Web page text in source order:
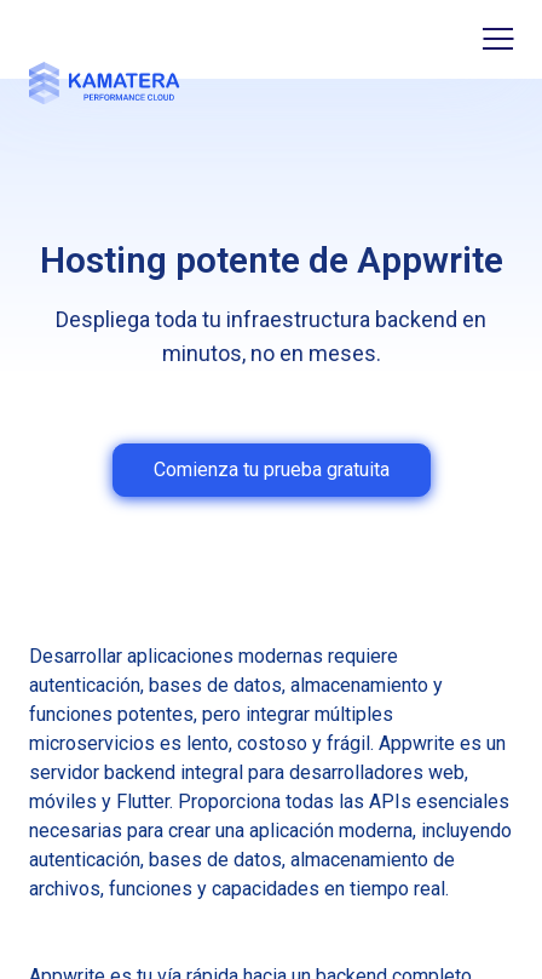
Hosting potente de Appwrite
Despliega toda tu infraestructura backend en
minutos, no en meses.
Comienza tu prueba gratuita
Desarrollar aplicaciones modernas requiere
autenticación, bases de datos, almacenamiento y
funciones potentes, pero integrar múltiples
microservicios es lento, costoso y frágil. Appwrite es un
servidor backend integral para desarrolladores web,
móviles y Flutter. Proporciona todas las APIs esenciales
necesarias para crear una aplicación moderna, incluyendo
autenticación, bases de datos, almacenamiento de
archivos, funciones y capacidades en tiempo real.